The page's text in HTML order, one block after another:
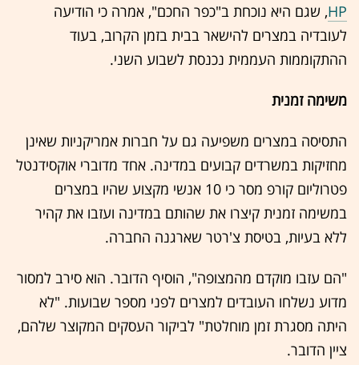
HP‏, שגם היא נוכחת ב"כפר החכם", אמרה כי הודיעה
לעובדיה במצרים להישאר בבית בזמן הקרוב, בעוד
ההתקוממות העממית נכנסת לשבוע השני.
משימה זמנית
‎‎התסיסה במצרים משפיעה גם על חברות אמריקניות שאינן
מחזיקות במשרדים קבועים במדינה. אחד מדוברי אוקסידנטל
פטרוליום קורפ מסר כי 10 אנשי מקצוע שהיו במצרים
במשימה זמנית קיצרו את שהותם במדינה ועזבו את קהיר
ללא בעיות, בטיסת צ'רטר שארגנה החברה.
"הם עזבו מוקדם מהמצופה", הוסיף הדובר. הוא סירב למסור
מדוע נשלחו העובדים למצרים לפני מספר שבועות. "לא
היתה מסגרת זמן מוחלטת" לביקור העסקים המקוצר שלהם,
ציין הדובר. ‏‎‎‏